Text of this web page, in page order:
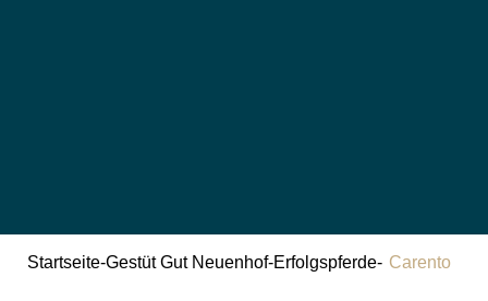
Startseite-Gestüt Gut Neuenhof-Erfolgspferde- Carento